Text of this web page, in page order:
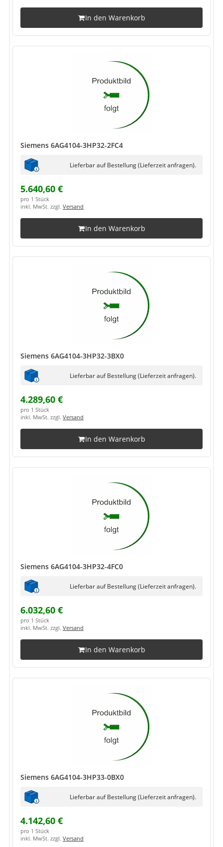
In den Warenkorb
Siemens 6AG4104-3HP32-2FC4
Lieferbar auf Bestellung (Lieferzeit anfragen).
5.640,60 €
pro 1 Stück
inkl. MwSt. zzgl. Versand
In den Warenkorb
Siemens 6AG4104-3HP32-3BX0
Lieferbar auf Bestellung (Lieferzeit anfragen).
4.289,60 €
pro 1 Stück
inkl. MwSt. zzgl. Versand
In den Warenkorb
Siemens 6AG4104-3HP32-4FC0
Lieferbar auf Bestellung (Lieferzeit anfragen).
6.032,60 €
pro 1 Stück
inkl. MwSt. zzgl. Versand
In den Warenkorb
Siemens 6AG4104-3HP33-0BX0
Lieferbar auf Bestellung (Lieferzeit anfragen).
4.142,60 €
pro 1 Stück
inkl. MwSt. zzgl. Versand